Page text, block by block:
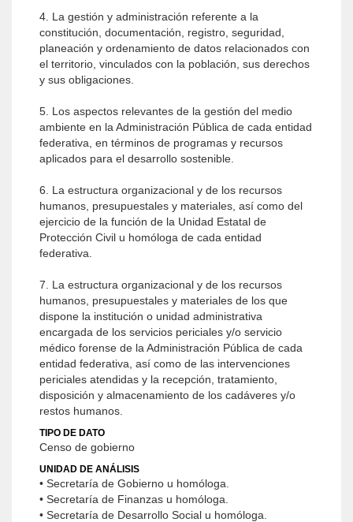
4. La gestión y administración referente a la
constitución, documentación, registro, seguridad,
planeación y ordenamiento de datos relacionados con
el territorio, vinculados con la población, sus derechos
y sus obligaciones.
5. Los aspectos relevantes de la gestión del medio
ambiente en la Administración Pública de cada entidad
federativa, en términos de programas y recursos
aplicados para el desarrollo sostenible.
6. La estructura organizacional y de los recursos
humanos, presupuestales y materiales, así como del
ejercicio de la función de la Unidad Estatal de
Protección Civil u homóloga de cada entidad
federativa.
7. La estructura organizacional y de los recursos
humanos, presupuestales y materiales de los que
dispone la institución o unidad administrativa
encargada de los servicios periciales y/o servicio
médico forense de la Administración Pública de cada
entidad federativa, así como de las intervenciones
periciales atendidas y la recepción, tratamiento,
disposición y almacenamiento de los cadáveres y/o
restos humanos.
TIPO DE DATO
Censo de gobierno
UNIDAD DE ANÁLISIS
• Secretaría de Gobierno u homóloga.
• Secretaría de Finanzas u homóloga.
• Secretaría de Desarrollo Social u homóloga.